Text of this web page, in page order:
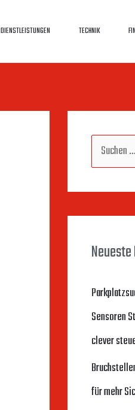
DIENSTLEISTUNGEN TECHNIK
e
n
a
c
h
:
Sensoren
clever
für mehr